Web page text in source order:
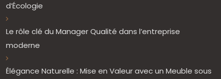
d’Écologie
Le rôle clé du Manager Qualité dans l’entreprise
moderne
Élégance Naturelle : Mise en Valeur avec un Meuble sous